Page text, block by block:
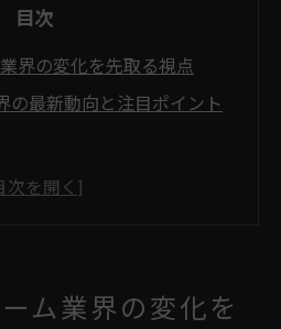
目次
界の変化を先取る視点
の最新動向と注目ポイント
新聞から読み解く2026年の
で見るリフォーム市場の今
ム業界の変化を